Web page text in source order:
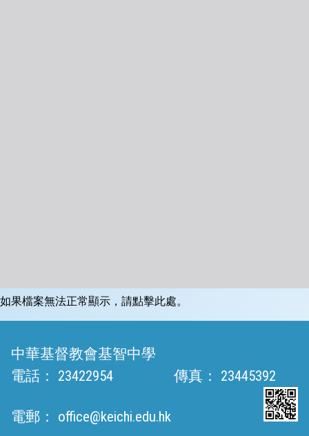
如果檔案無法正常顯示，請點擊此處。
中華基督教會基智中學
電話：
23422954 傳真： 23445392
電郵： office@keichi.edu.hk